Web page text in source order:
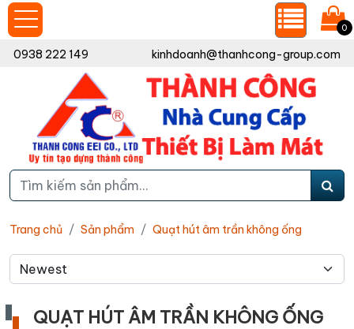
0
0938 222 149 kinhdoanh@thanhcong-group.com
Trang chủ Sản phẩm Quạt hút âm trần không ống
QUẠT HÚT ÂM TRẦN KHÔNG ỐNG